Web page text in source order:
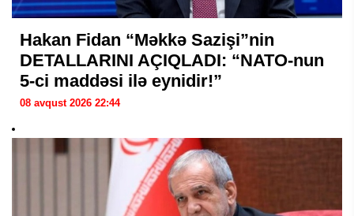
Hakan Fidan “Məkkə Sazişi”nin
DETALLARINI AÇIQLADI: “NATO-nun
5-ci maddəsi ilə eynidir!”
08 avqust 2026 22:44